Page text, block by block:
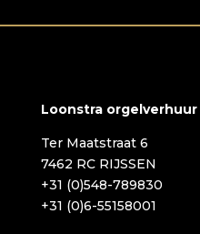
Loonstra orgelverhuur
Ter Maatstraat 6
7462 RC RIJSSEN
+31 (0)548-789830
+31 (0)6-55158001